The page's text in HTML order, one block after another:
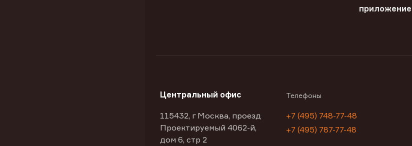
приложение
Центральный офис
115432, г Москва, проезд
Проектируемый 4062-й,
дом 6, стр 2
Телефоны
+7 (495) 748-77-48
+7 (495) 787-77-48